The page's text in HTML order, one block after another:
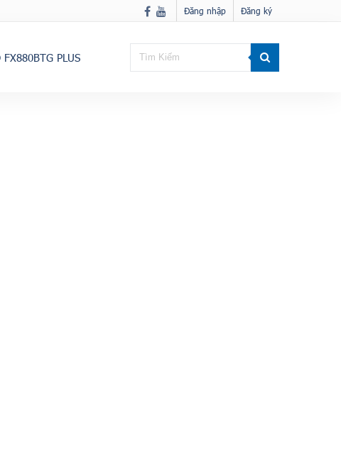
Đăng nhập Đăng ký
FX880BTG PLUS